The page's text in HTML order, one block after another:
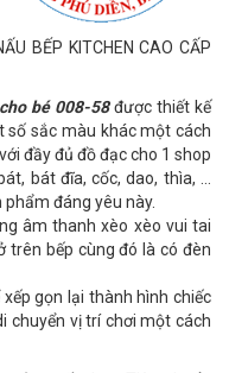
BẾP KITCHEN CAO CẤP
bé 008-58được thiết kế
số sắc màu khác một cách
đầy đủ đồ đạc cho 1 shop
bát đĩa, cốc, dao, thìa, …
đáng yêu này.
âm thanh xèo xèo vui tai
bếp cùng đó là có đèn
gọn lại thành hình chiếc
chuyển vị trí chơi một cách